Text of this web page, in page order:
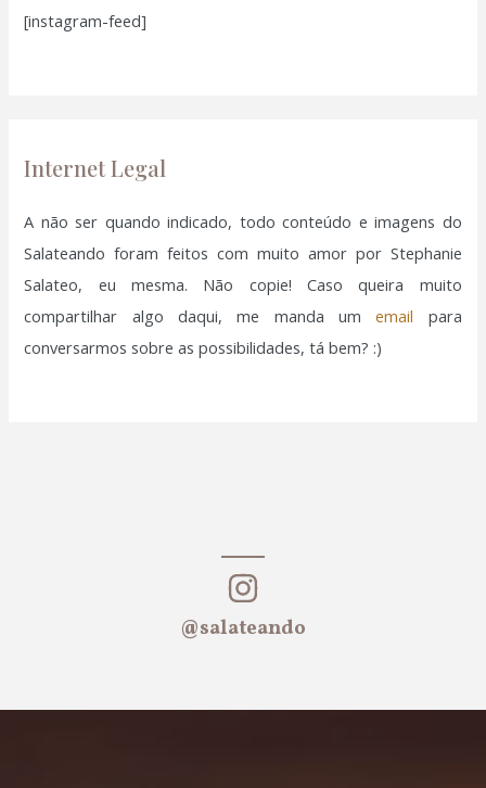
s
r
[instagram-feed]
Internet Legal
A não ser quando indicado, todo conteúdo e imagens do
Salateando foram feitos com muito amor por Stephanie
Salateo, eu mesma. Não copie! Caso queira muito
compartilhar algo daqui, me manda umemail para
conversarmos sobre as possibilidades, tá bem? :)
@salateando